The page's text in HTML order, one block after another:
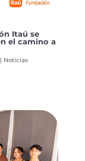
Itaú se
el camino a
Noticias